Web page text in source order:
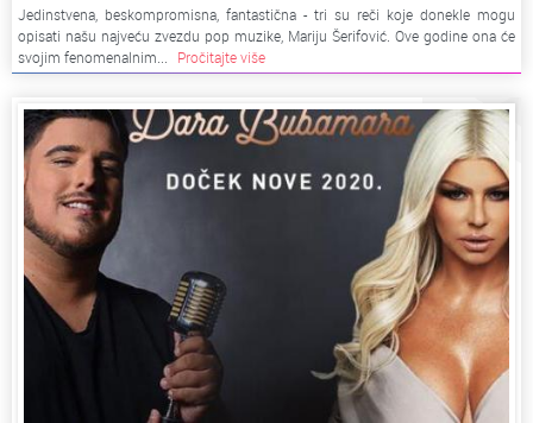
Jedinstvena, beskompromisna, fantastična - tri su reči koje donekle mogu
opisati našu najveću zvezdu pop muzike, Mariju Šerifović. Ove godine ona će
svojim fenomenalnim...
Pročitajte više